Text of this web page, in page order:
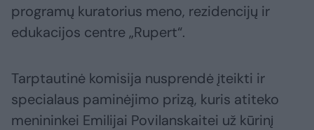
programų kuratorius meno, rezidencijų ir
edukacijos centre „Rupert“.
Tarptautinė komisija nusprendė įteikti ir
specialaus paminėjimo prizą, kuris atiteko
menininkei Emilijai Povilanskaitei už kūrinį